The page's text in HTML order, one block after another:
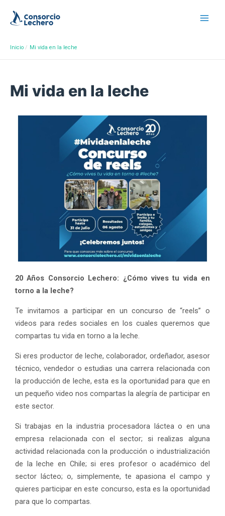
Inicio Mi vida en la leche
Mi vida en la leche
20 Años Consorcio Lechero: ¿Cómo vives tu vida en
torno a la leche?
Te invitamos a participar en un concurso de “reels” o
videos para redes sociales en los cuales queremos que
compartas tu vida en torno a la leche.
Si eres productor de leche, colaborador, ordeñador, asesor
técnico, vendedor o estudias una carrera relacionada con
la producción de leche, esta es la oportunidad para que en
un pequeño video nos compartas la alegría de participar en
este sector.
Si trabajas en la industria procesadora láctea o en una
empresa relacionada con el sector; si realizas alguna
actividad relacionada con la producción o industrialización
de la leche en Chile; si eres profesor o académico del
sector lácteo; o, simplemente, te apasiona el campo y
quieres participar en este concurso, esta es la oportunidad
para que lo compartas.